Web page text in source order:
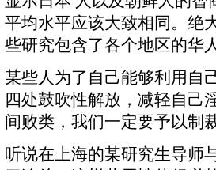
平均水平应该大致相同。绝
些研究包含了各个地区的华人
某些人为了自己能够利用自
四处鼓吹性解放，减轻自己
间败类，我们一定要予以制裁
听说在上海的某研究生导师